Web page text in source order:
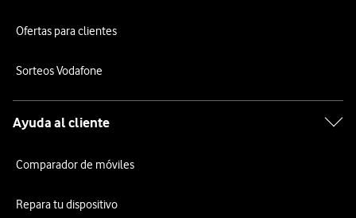
Ofertas para clientes
Sorteos Vodafone
Ayuda al cliente
Comparador de móviles
Repara tu dispositivo